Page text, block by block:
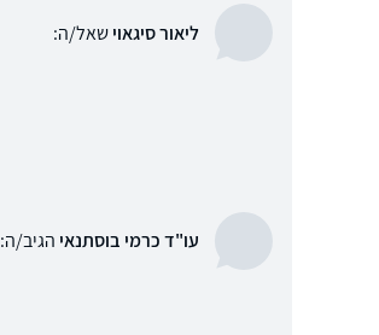
ליאור סיגאוישאל/ה:
עו"ד כרמי בוסתנאי הגיב/ה: